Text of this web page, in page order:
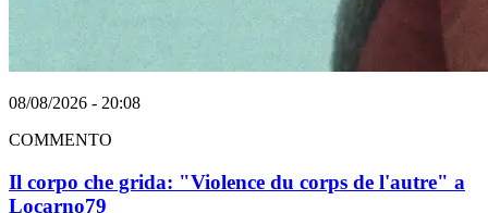
08/08/2026 - 20:08
COMMENTO
Il corpo che grida: "Violence du corps de l'autre" a
Locarno79